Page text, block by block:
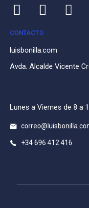
CONTACTO
luisbonilla.com
Avda. Alcalde Vicente
Lunes a Viernes de 8 a
+34 696 412 416